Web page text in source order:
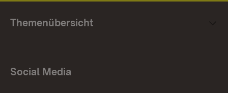
Themenübersicht
Social Media